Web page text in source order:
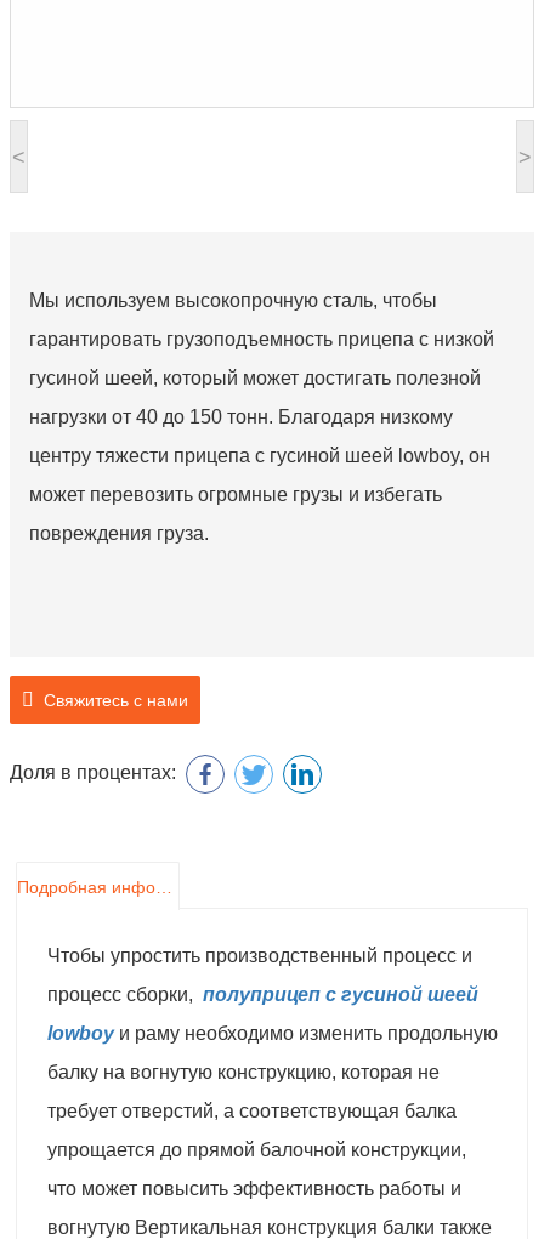
< >
Мы используем высокопрочную сталь, чтобы
гарантировать грузоподъемность прицепа с низкой
гусиной шеей, который может достигать полезной
нагрузки от 40 до 150 тонн. Благодаря низкому
центру тяжести прицепа с гусиной шеей lowboy, он
может перевозить огромные грузы и избегать
повреждения груза.
Свяжитесь с нами
Доля в процентах:
Чтобы упростить производственный процесс и
процесс сборки, полуприцеп с гусиной шеей
lowboyи раму необходимо изменить продольную
балку на вогнутую конструкцию, которая не
требует отверстий, а соответствующая балка
упрощается до прямой балочной конструкции,
что может повысить эффективность работы и
вогнутую Вертикальная конструкция балки также